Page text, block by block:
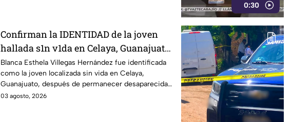
0:30
Confirman la IDENTIDAD de la joven
hallada s1n v1da en Celaya, Guanajuato;
llevaba dos días desaparecida
Blanca Esthela Villegas Hernández fue identificada
como la joven localizada sin vida en Celaya,
Guanajuato, después de permanecer desaparecida
durante al menos dos días.
03 agosto, 2026